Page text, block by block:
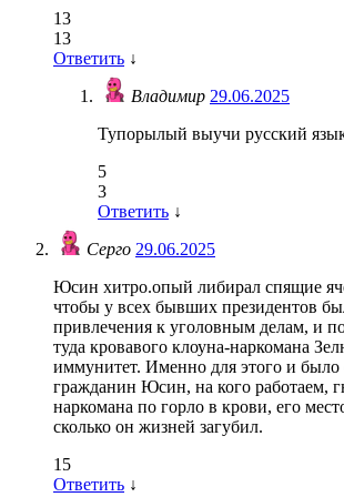
13
13
Ответить ↓
Владимир 29.06.2025
Тупорылый выучи русский
5
3
Ответить ↓
Серго 29.06.2025
Юсин хитро.опый либирал спящие
чтобы у всех бывших президентов
привлечения к уголовным делам, и
туда кровавого клоуна-наркомана
иммунитет. Именно для этого и было
гражданин Юсин, на кого работаем,
наркомана по горло в крови, его
сколько он жизней загубил.
15
Ответить ↓